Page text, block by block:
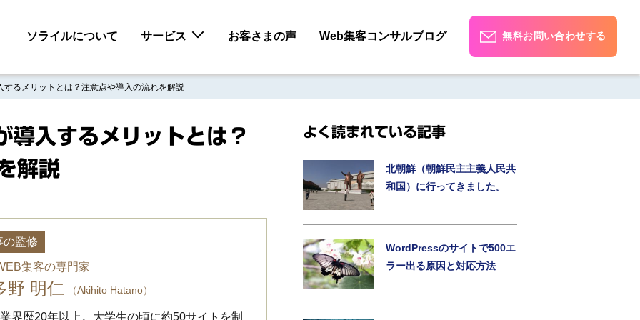
ソライルについて サービス お客さまの声 Web集客コンサルブログ 無料お問い合わせする
るメリットとは？注意点や導入の流れを解説
入するメリットとは？
解説
の監修
集客の専門家
野 明仁 （Akihito Hatano）
界歴20年以上。大学生の頃に約50サイトを制
よく読まれている記事
北朝鮮（朝鮮民主主義人民共
和国）に行ってきました。
WordPressのサイトで500エ
ラー出る原因と対応方法